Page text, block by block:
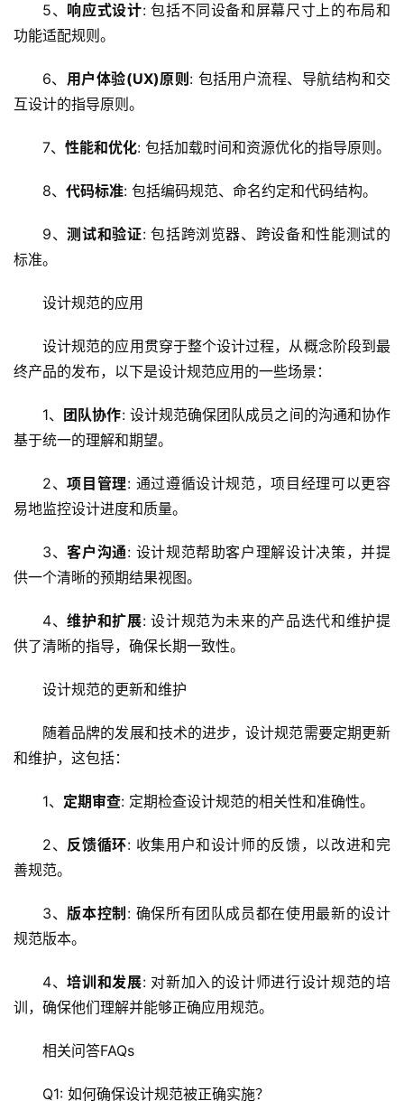
页
云
服
机
程
D
务
5、 响应式设计: 包括不同设备和屏幕尺寸上的布局和
功能适配规则。
6、 用户体验(UX)原则 : 包括用户流程、导航结构和交
互设计的指导原则。
7、 性能和优化: 包括加载时间和资源优化的指导原则。
8、 代码标准: 包括编码规范、命名约定和代码结构。
9、测试和验证: 包括跨浏览器、跨设备和性能测试的
标准。
设计规范的应用
设计规范的应用贯穿于整个设计过程，从概念阶段到最
终产品的发布，以下是设计规范应用的一些场景：
1、 团队协作: 设计规范确保团队成员之间的沟通和协作
基于统一的理解和期望。
2、项目管理: 通过遵循设计规范，项目经理可以更容
易地监控设计进度和质量。
3、客户沟通: 设计规范帮助客户理解设计决策，并提
供一个清晰的预期结果视图。
4、维护和扩展: 设计规范为未来的产品迭代和维护提
供了清晰的指导，确保长期一致性。
设计规范的更新和维护
随着品牌的发展和技术的进步，设计规范需要定期更新
和维护，这包括：
1、 定期审查: 定期检查设计规范的相关性和准确性。
2、 反馈循环: 收集用户和设计师的反馈，以改进和完
善规范。
3、版本控制 : 确保所有团队成员都在使用最新的设计
规范版本。
4、培训和发展: 对新加入的设计师进行设计规范的培
训，确保他们理解并能够正确应用规范。
相关问答FAQs
Q1: 如何确保设计规范被正确实施？